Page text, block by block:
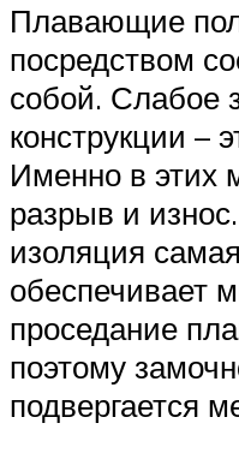
Плавающие
посредством
собой. Слабое
конструкции –
Именно в этих
разрыв и
изоляция
обеспечивает
проседание
поэтому
подвергается